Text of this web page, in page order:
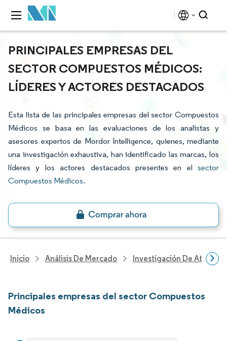
PRINCIPALES EMPRESAS DEL
SECTOR COMPUESTOS MÉDICOS:
LÍDERES Y ACTORES DESTACADOS
Esta lista de las principales empresas del sector Compuestos
Médicos se basa en las evaluaciones de los analistas y
asesores expertos de Mordor Intelligence, quienes, mediante
una investigación exhaustiva, han identificado las marcas, los
líderes y los actores destacados presentes en el sector
Compuestos Médicos.
Inicio Análisis De Mercado Investigación De
Principales empresas del sector Compuestos
Médicos